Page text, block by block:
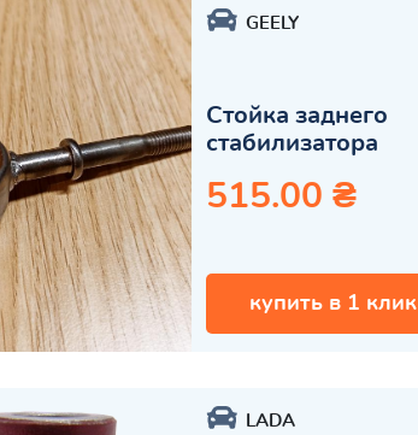
GEELY
Стойка заднего
стабилизатора
515.00 ₴
купить в 1 клик
LADA